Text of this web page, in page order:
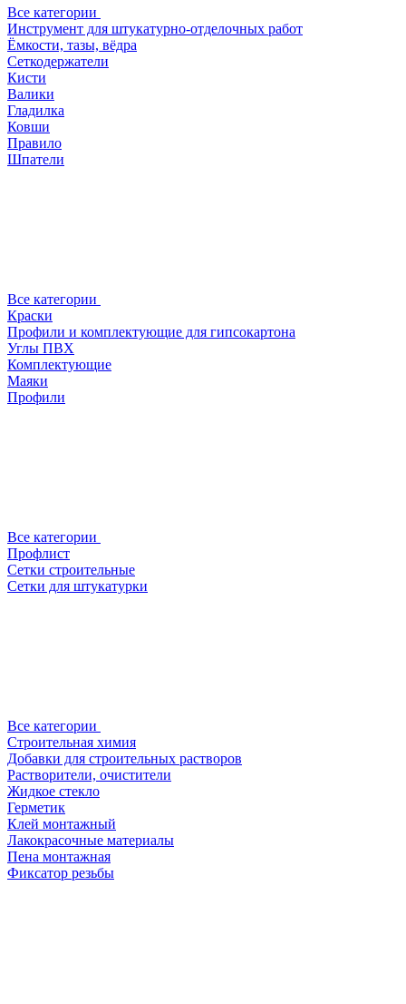
Все категории
Инструмент для штукатурно-отделочных работ
Ёмкости, тазы, вёдра
Сеткодержатели
Кисти
Валики
Гладилка
Ковши
Правило
Шпатели
Все категории
Краски
Профили и комплектующие для гипсокартона
Углы ПВХ
Комплектующие
Маяки
Профили
Все категории
Профлист
Сетки строительные
Сетки для штукатурки
Все категории
Строительная химия
Добавки для строительных растворов
Растворители, очистители
Жидкое стекло
Герметик
Клей монтажный
Лакокрасочные материалы
Пена монтажная
Фиксатор резьбы